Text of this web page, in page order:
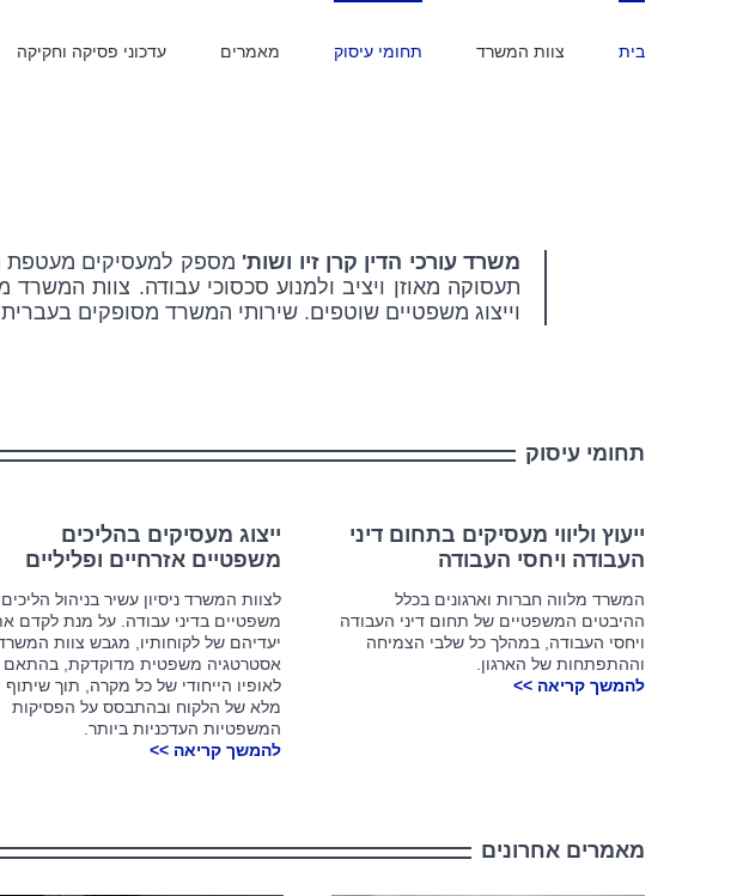
בית צוות המשרד תחומי עיסוק מאמרים עדכוני פסיקה וחקיקה
משרד עורכי הדין קרן זיו ושות' מספק למעסיקים מעטפת
תעסוקה מאוזן ויציב ולמנוע סכסוכי עבודה. צוות המשרד
וייצוג משפטיים שוטפים. שירותי המשרד מסופקים בעברית
תחומי עיסוק
ייעוץ וליווי מעסיקים בתחום דיני
העבודה ויחסי העבודה
המשרד מלווה חברות וארגונים בכלל
ההיבטים המשפטיים של תחום דיני העבודה
ויחסי העבודה, במהלך כל שלבי הצמיחה
וההתפתחות של הארגון.
להמשך קריאה >>
ייצוג מעסיקים בהליכים
משפטיים אזרחיים ופליליים
לצוות המשרד ניסיון עשיר בניהול הליכים
משפטיים בדיני עבודה.על מנת לקדם
יעדיהם של לקוחותיו, מגבש צוות
אסטרטגיה משפטית מדוקדקת, בהתאם
לאופיו הייחודי של כל מקרה, תוך שיתוף
מלא של הלקוח ובהתבסס על הפסיקות
המשפטיות העדכניות ביותר.
להמשך קריאה >>
מאמרים אחרונים